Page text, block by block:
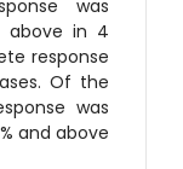
was
above in 4
response
Of the
was
and above